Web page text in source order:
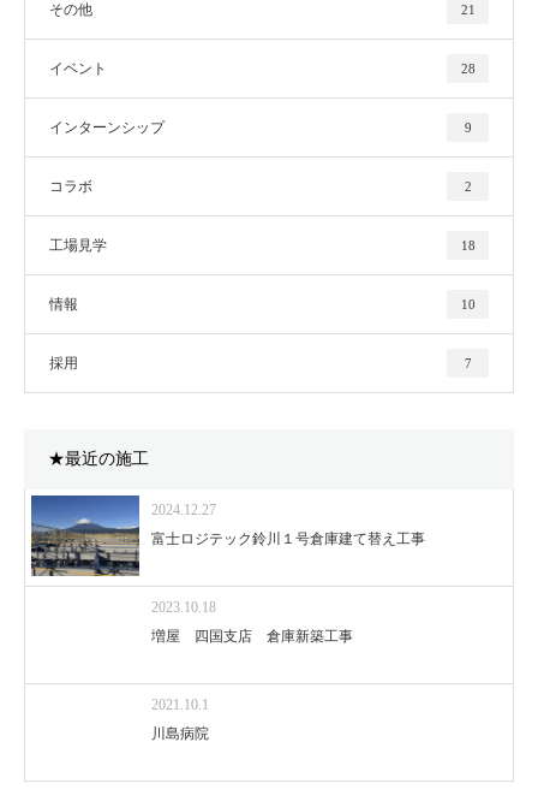
その他 21
イベント 28
インターンシップ 9
コラボ 2
工場見学 18
情報 10
採用 7
★最近の施工
2024.12.27
富士ロジテック鈴川１号倉庫建て替え工事
2023.10.18
増屋 四国支店 倉庫新築工事
2021.10.1
川島病院